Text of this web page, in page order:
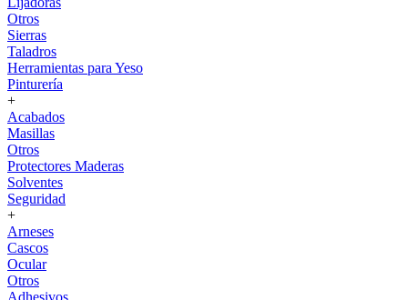
Otros
Sierras
Taladros
Herramientas para Yeso
Pinturería
+
Acabados
Masillas
Otros
Protectores Maderas
Solventes
Seguridad
+
Arneses
Cascos
Ocular
Otros
Adhesivos